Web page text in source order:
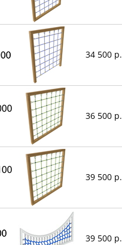
34 500 р.
36 500 р.
39 500 р.
39 500 р.